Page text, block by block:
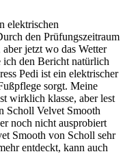
elektrischen
den Prüfungszeitraum
jetzt wo das Wetter
ich den Bericht natürlich
Pedi ist ein elektrischer
sorgt. Meine
wirklich klasse, aber lest
Scholl Velvet Smooth
noch nicht ausprobiert
Smooth von Scholl sehr
entdeckt, kann auch